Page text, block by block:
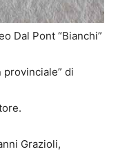
Dal Pont “Bianchi”
di
Grazioli,